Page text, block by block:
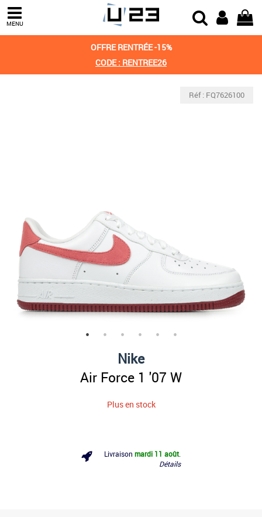
MENU
OFFRE RENTRÉE -15%
CODE : RENTREE26
Réf : FQ7626100
Nike
Air Force 1 '07 W
Plus en stock
Livraison mardi 11 août
Détails